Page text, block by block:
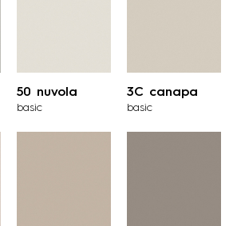
50 nuvola
basic
3C canapa
basic